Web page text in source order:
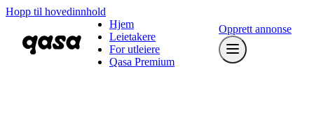
Hopp til hovedinnhold
Hjem
Leietakere
For utleiere
Qasa Premium
Opprett annonse